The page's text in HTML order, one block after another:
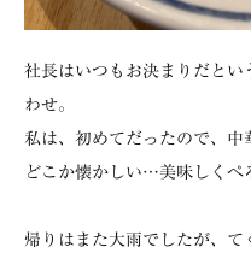
社長はいつもお決まりだと
わせ。
私は、初めてだったので、中
どこか懐かしい…美味しくぺ
帰りはまた大雨でしたが、て